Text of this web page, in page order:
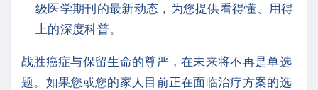
级医学期刊的最新动态，为您提供看得懂、用得
上的深度科普。
战胜癌症与保留生命的尊严，在未来将不再是单选
题。如果您或您的家人目前正在面临治疗方案的选